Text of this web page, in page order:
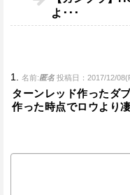
よ･･･
1. 名前:匿名 投稿日：2017/12/
ターンレッド作ったダ
作った時点でロウより